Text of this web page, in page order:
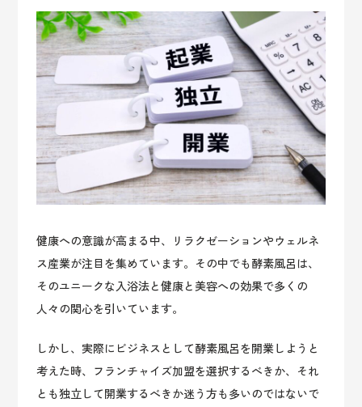
健康への意識が高まる中、リラクゼーションやウェルネ
ス産業が注目を集めています。その中でも酵素風呂は、
そのユニークな入浴法と健康と美容への効果で多くの
人々の関心を引いています。
しかし、実際にビジネスとして酵素風呂を開業しようと
考えた時、フランチャイズ加盟を選択するべきか、それ
とも独立して開業するべきか迷う方も多いのではないで